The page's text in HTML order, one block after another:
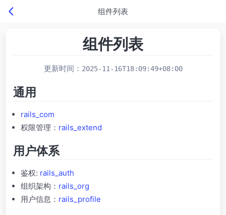
组件列表
组件列表
更新时间： 2025-11-16T18:09:49+08:00
通用
rails_com
权限管理： rails_extend
用户体系
鉴权: rails_auth
组织架构： rails_org
用户信息： rails_profile